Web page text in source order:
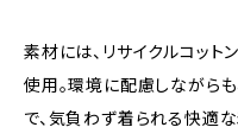
素材には、リサイクルコット
使用。環境に配慮しながら
で、気負わず着られる快適